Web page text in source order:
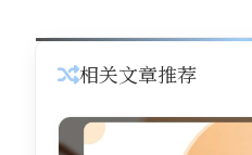
相关文章推荐